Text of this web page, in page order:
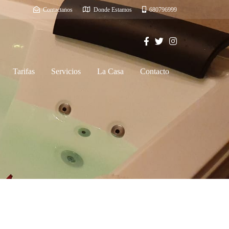
Contactanos Donde Estamos 680796999
Tarifas Servicios La Casa Contacto